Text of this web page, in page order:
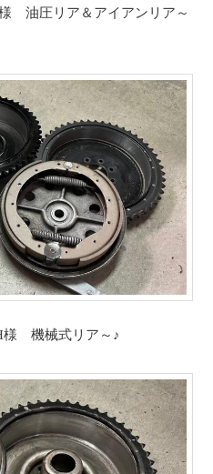
油圧リア＆アイアンリア～
様 機械式リア～♪